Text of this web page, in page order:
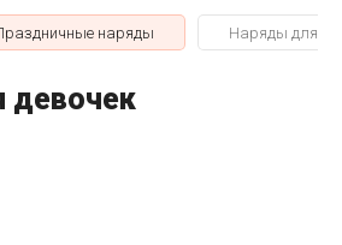
наряды Наряды для
девочек